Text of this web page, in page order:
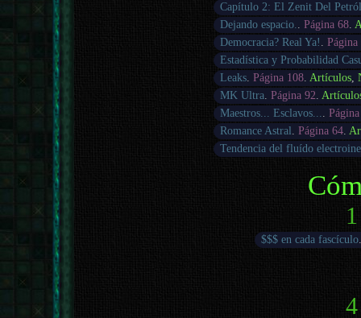
Capítulo 2: El Zenit Del
Dejando espacio.. Página 68.
Democracia? Real Ya! . Página
Estadística y Probabilidad
Leaks. Página 108. Artículos,
MK Ultra. Página 92.
Maestros... Esclavos....
Romance Astral . Página 64.
Tendencia del fluído
$$$ en cada fascículo